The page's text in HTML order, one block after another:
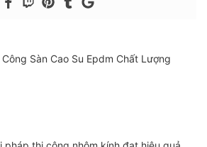
Công Sàn Cao Su Epdm Chất Lượng